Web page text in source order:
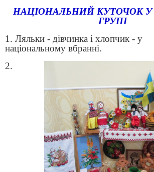
НАЦІОНАЛЬНИЙ КУТОЧОК
ГРУПІ
1. Ляльки - дівчинка і хлопчик - у
національному вбранні.
2.